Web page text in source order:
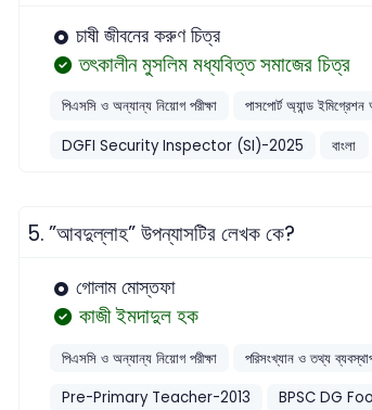
চাষী জীবনের করুণ চিত্র
তৎকালীন মুসলিম মধ্যবিত্ত সমাজের চিত্র
পিএসসি ও অন্যান্য নিয়োগ পরীক্ষা পাসপোর্ট অ্যান্ড
DGFI Security Inspector (SI)-2025
বাংলা
5.”আবদুল্লাহ” উপন্যাসটির লেখক কে?
গোলাম মোস্তফা
কাজী ইমদাদুল হক
পিএসসি ও অন্যান্য নিয়োগ পরীক্ষা পরিসংখ্যান ও তথ্য
Pre-Primary Teacher-2013
BPSC DG